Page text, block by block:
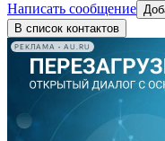
Написать сообщение
В список контактов
РЕКЛАМА • AU.RU